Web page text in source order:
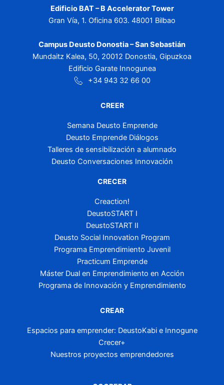
Edificio BAT – B Accelerator Tower
Gran Vía, 1. Oficina 603. 48001 Bilbao
Campus Deusto Donostia – San Sebastián
Mundaitz Kalea, 50, 20012 Donostia, Gipuzkoa
Edificio Garate Innogunea
+34 943 32 66 00
CREER
Semana Deusto Emprende
Deusto Emprende Diálogos
Talleres de sensibilización a alumnado
Deusto Conversaciones Innovación
CRECER
Creaction!
DeustoSTART I
DeustoSTART II
Deusto Social Innovation Program
Programa Emprendimiento Juvenil
Practicum Emprende
Máster Dual en Emprendimiento en Acción
Programa de Innovación y Emprendimiento
CREAR
Espacios para emprender: DeustoKabi e Innogune
Crecer+
Nuestros proyectos emprendedores